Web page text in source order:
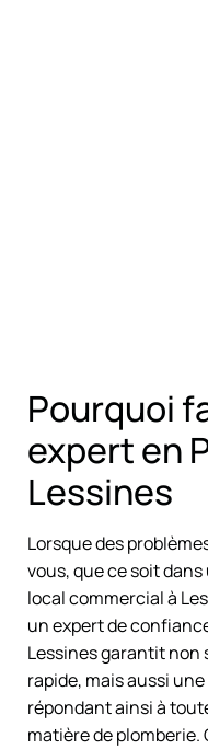
Pourquoi
expert en
Lessines
Lorsque des
vous, que ce soit
local commercial à
un expert de
Lessines garantit
rapide, mais aussi
répondant ainsi à
matière de